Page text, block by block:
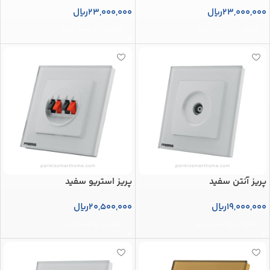
23,000,000ریال
23,000,000ریال
پریز آنتن سفید
19,000,000ریال
پریز استریو سفید
20,500,000ریال